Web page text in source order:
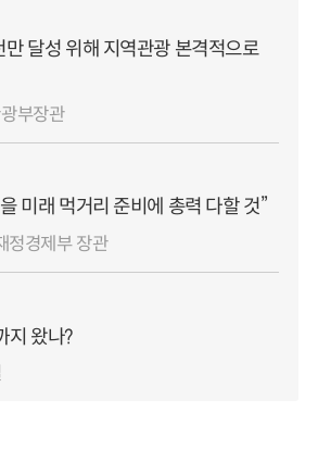
만 달성 위해 지역관광 본격적으로
부장관
미래 먹거리 준비에 총력 다할 것”
정경제부 장관
지 왔나?